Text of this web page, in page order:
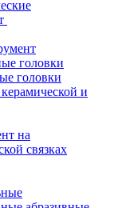
головки
головки
и
на
связках